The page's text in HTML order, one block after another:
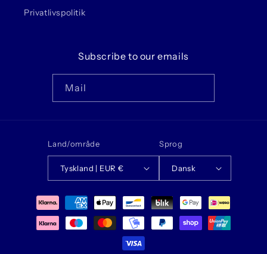
Privatlivspolitik
Subscribe to our emails
Mail
Land/område
Tyskland | EUR €
Sprog
Dansk
Betalingsmetoder